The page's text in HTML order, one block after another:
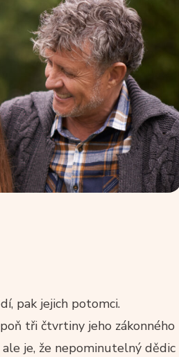
pak jejich potomci.
tři čtvrtiny jeho zákonného
je, že nepominutelný dědic